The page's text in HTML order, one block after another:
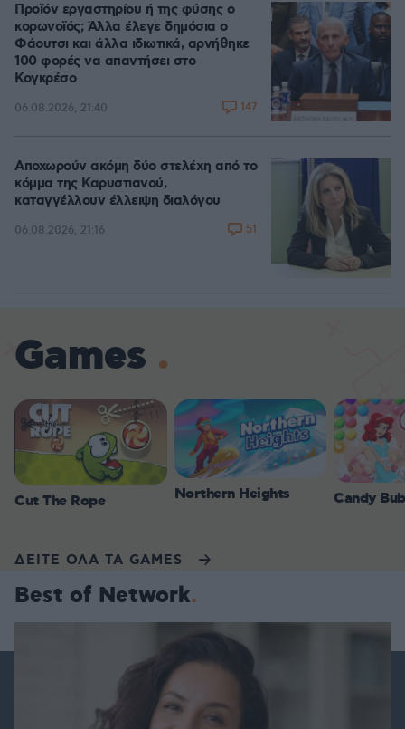
Προϊόν εργαστηρίου ή της φύσης ο
κορωνοϊός; Άλλα έλεγε δημόσια ο
Φάουτσι και άλλα ιδιωτικά, αρνήθηκε
100 φορές να απαντήσει στο
Κογκρέσο
06.08.2026, 21:40 147
Αποχωρούν ακόμη δύο στελέχη από το
κόμμα της Καρυστιανού,
καταγγέλλουν έλλειψη διαλόγου
06.08.2026, 21:16 51
Games
Cut The Rope Northern Heights Candy
ΔΕΙΤΕ ΟΛΑ ΤΑ GAMES
Best of Network